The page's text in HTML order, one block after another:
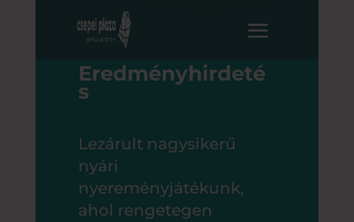
Eredményhirdeté
s
Lezárult nagysikerű
nyári
nyereményjátékunk,
ahol rengetegen